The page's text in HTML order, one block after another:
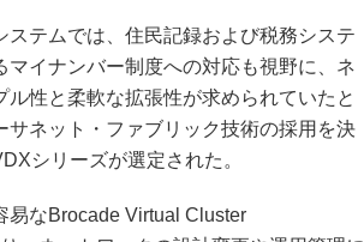
テムでは、住民記録および税務システ
イナンバー制度への対応も視野に、ネ
性と柔軟な拡張性が求められていたと
ネット・ファブリック技術の採用を決
シリーズが選定された。
なBrocade Virtual Cluster